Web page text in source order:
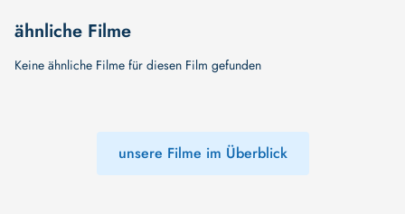
ähnliche Filme
Keine ähnliche Filme für diesen Film gefunden
unsere Filme im Überblick